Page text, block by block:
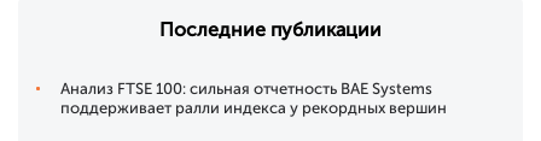
Последние публикации
Анализ FTSE 100: сильная отчетность BAE Systems
поддерживает ралли индекса у рекордных вершин